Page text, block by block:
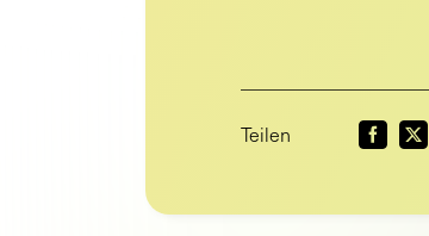
Teilen